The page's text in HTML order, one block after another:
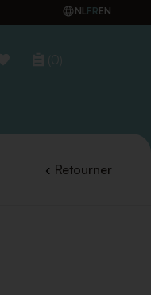
NLFREN
(0)
Retourner